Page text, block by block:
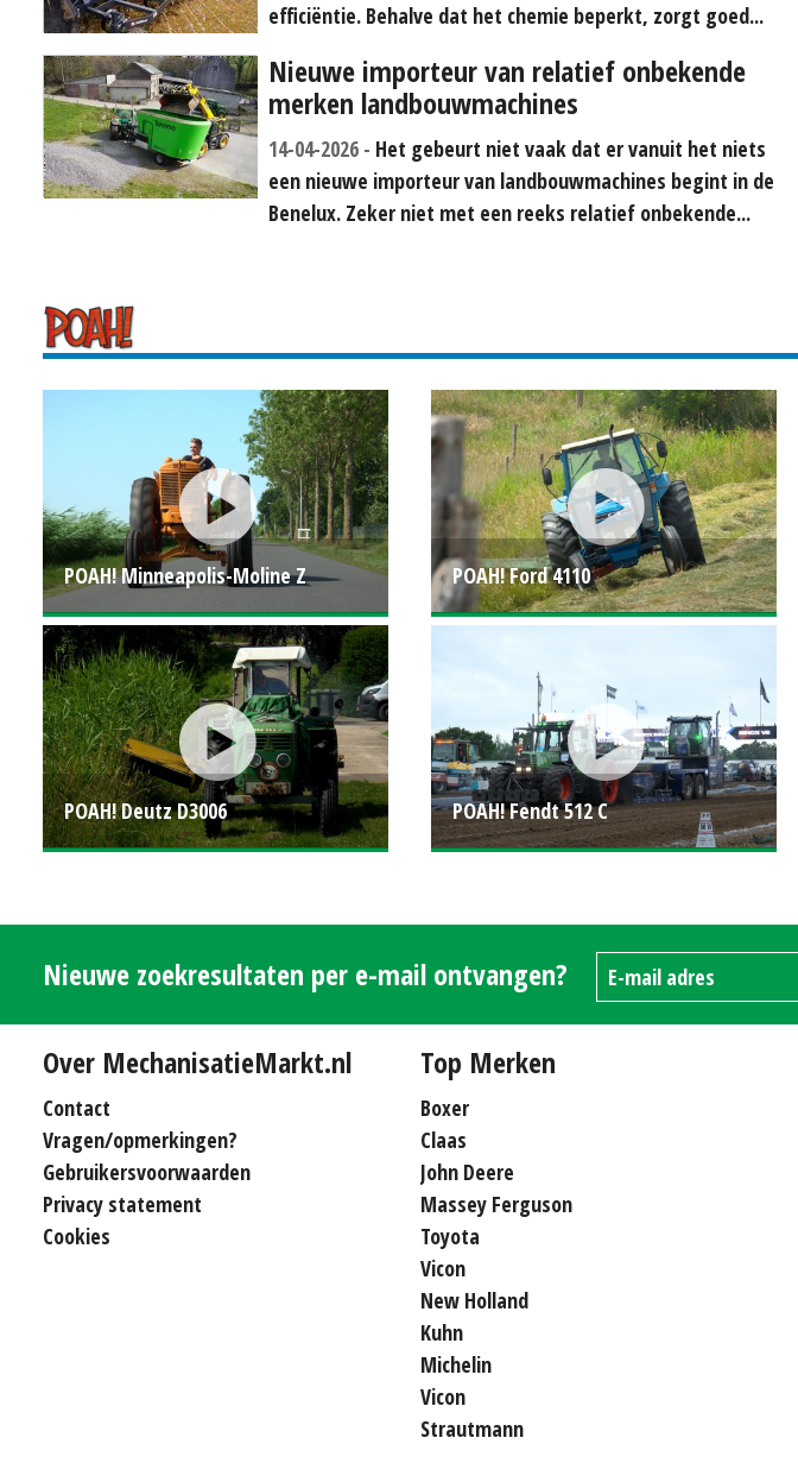
efficiëntie. Behalve dat het chemie beperkt, zorgt goed...
Nieuwe importeur van relatief onbekende
merken landbouwmachines
14-04-2026
Het gebeurt niet vaak dat er vanuit het niets
een nieuwe importeur van landbouwmachines begint in de
Benelux. Zeker niet met een reeks relatief onbekende...
POAH! Minneapolis-Moline Z
POAH! Deutz D3006
POAH! Ford 4110
POAH! Fendt 512 C
Nieuwe zoekresultaten per e-mail ontvangen?
Over MechanisatieMarkt.nl
Contact
Vragen/opmerkingen?
Gebruikersvoorwaarden
Privacy statement
Cookies
Top Merken
Boxer
Claas
John Deere
Massey Ferguson
Toyota
Vicon
New Holland
Kuhn
Michelin
Vicon
Strautmann